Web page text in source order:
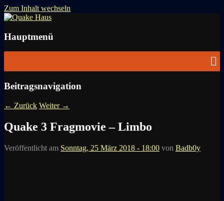
Zum Inhalt wechseln
Quake Haus
Hauptmenü
Beitragsnavigation
← Zurück Weiter →
Quake 3 Fragmovie – Limbo
Veröffentlicht am Sonntag, 25 März 2018 - 18:00 von Badb0y